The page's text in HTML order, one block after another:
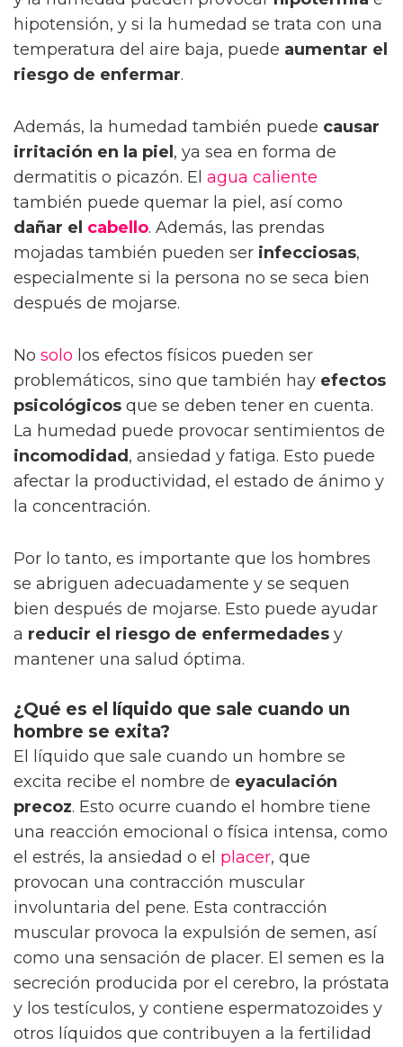
hipotensión, y si la humedad se trata con una
temperatura del aire baja, puede aumentar el
riesgo de enfermar.
Además, la humedad también puede causar
irritación en la piel , ya sea en forma de
dermatitis o picazón. El agua caliente
también puede quemar la piel, así como
dañar el cabello. Además, las prendas
mojadas también pueden ser infecciosas,
especialmente si la persona no se seca bien
después de mojarse.
No solo los efectos físicos pueden ser
problemáticos, sino que también hay efectos
psicológicos que se deben tener en cuenta.
La humedad puede provocar sentimientos de
incomodidad , ansiedad y fatiga. Esto puede
afectar la productividad, el estado de ánimo y
la concentración.
Por lo tanto, es importante que los hombres
se abriguen adecuadamente y se sequen
bien después de mojarse. Esto puede ayudar
a reducir el riesgo de enfermedades y
mantener una salud óptima.
¿Qué es el líquido que sale cuando un
hombre se exita?
El líquido que sale cuando un hombre se
excita recibe el nombre de eyaculación
precoz. Esto ocurre cuando el hombre tiene
una reacción emocional o física intensa, como
el estrés, la ansiedad o el placer, que
provocan una contracción muscular
involuntaria del pene. Esta contracción
muscular provoca la expulsión de semen, así
como una sensación de placer. El semen es la
secreción producida por el cerebro, la próstata
y los testículos, y contiene espermatozoides y
otros líquidos que contribuyen a la fertilidad